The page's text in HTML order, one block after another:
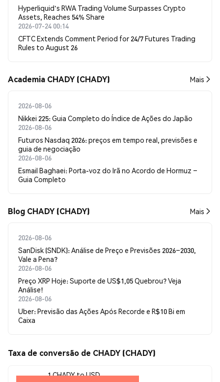
Hyperliquid's RWA Trading Volume Surpasses Crypto
Assets, Reaches 54% Share
2026-07-24 00:14
CFTC Extends Comment Period for 24/7 Futures Trading
Rules to August 26
Academia CHADY (CHADY) Mais
2026-08-06
Nikkei 225: Guia Completo do Índice de Ações do Japão
2026-08-06
Futuros Nasdaq 2026: preços em tempo real, previsões e
guia de negociação
2026-08-06
Esmail Baghaei: Porta-voz do Irã no Acordo de Hormuz –
Guia Completo
Blog CHADY (CHADY) Mais
2026-08-06
SanDisk (SNDK): Análise de Preço e Previsões 2026–2030,
Vale a Pena?
2026-08-06
Preço XRP Hoje: Suporte de US$1,05 Quebrou? Veja
Análise!
2026-08-06
Uber: Previsão das Ações Após Recorde e R$10 Bi em
Caixa
Taxa de conversão de CHADY (CHADY)
1 CHADY to USD